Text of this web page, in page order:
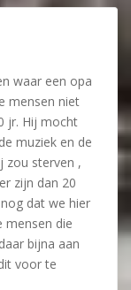
waar een opa
mensen niet
jr. Hij mocht
muziek en de
zou sterven ,
zijn dan 20
dat we hier
mensen die
bijna aan
voor te